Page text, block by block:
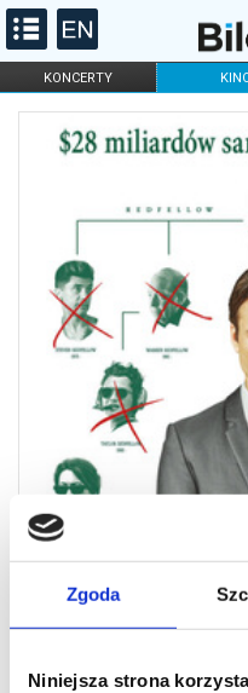
Zgoda
Niniejsza strona
KONCERTY
FILHARMONIA OPERA I
DLA DZIECI